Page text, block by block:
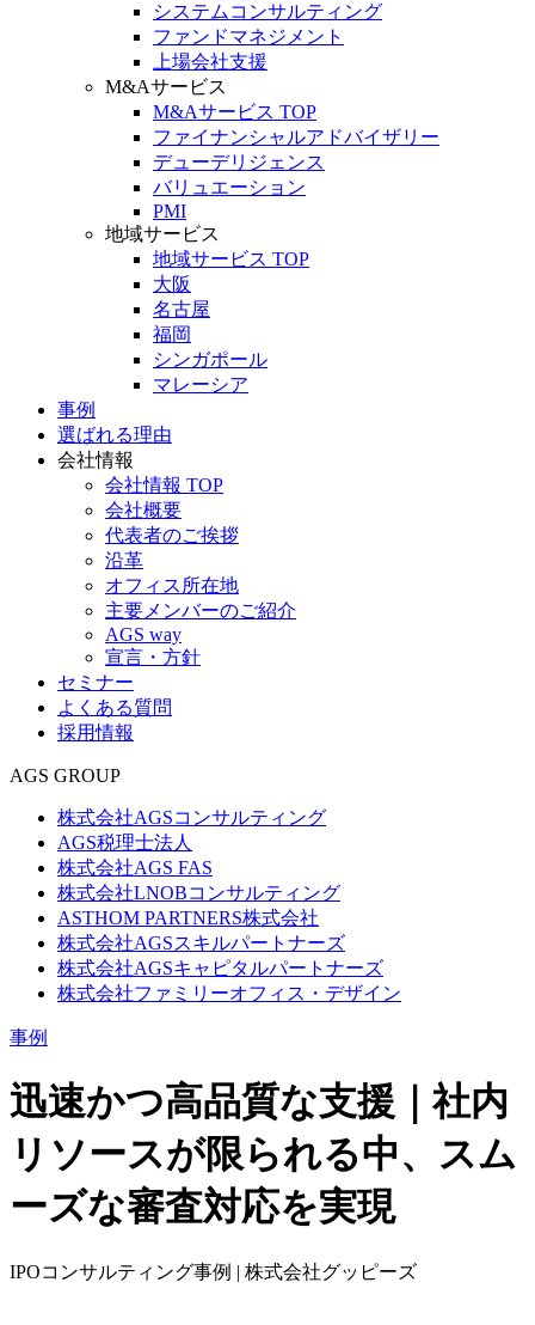
システムコンサルティング
ファンドマネジメント
上場会社支援
M&Aサービス
M&Aサービス TOP
ファイナンシャルアドバイザリー
デューデリジェンス
バリュエーション
PMI
地域サービス
地域サービス TOP
大阪
名古屋
福岡
シンガポール
マレーシア
事例
選ばれる理由
会社情報
会社情報 TOP
会社概要
代表者のご挨拶
沿革
オフィス所在地
主要メンバーのご紹介
AGS way
宣言・方針
セミナー
よくある質問
採用情報
AGS GROUP
株式会社AGSコンサルティング
AGS税理士法人
株式会社AGS FAS
株式会社LNOBコンサルティング
ASTHOM PARTNERS株式会社
株式会社AGSスキルパートナーズ
株式会社AGSキャピタルパートナーズ
株式会社ファミリーオフィス・デザイン
事例
迅速かつ高品質な支援｜社内
リソースが限られる中、スム
ーズな審査対応を実現
IPOコンサルティング事例 | 株式会社グッピーズ